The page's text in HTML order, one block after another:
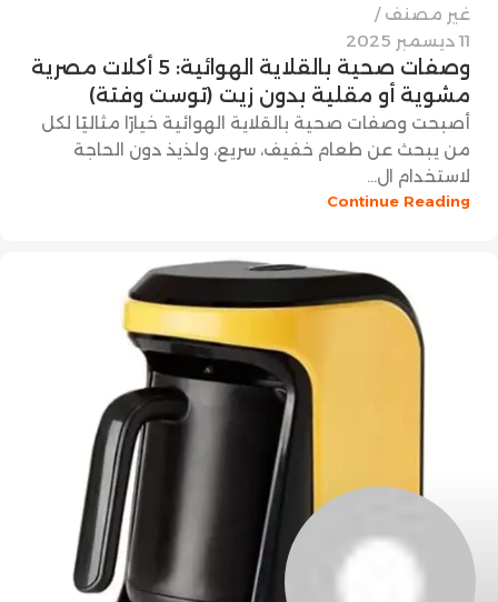
غير مصنف
11 ديسمبر 2025
وصفات صحية بالقلاية الهوائية: 5 أكلات مصرية
مشوية أو مقلية بدون زيت (توست وفتة)
أصبحت وصفات صحية بالقلاية الهوائية خيارًا مثاليًا لكل
من يبحث عن طعام خفيف، سريع، ولذيذ دون الحاجة
لاستخدام ال...
Continue Reading